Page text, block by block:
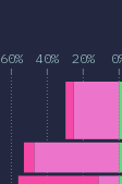
60% 40% 20%